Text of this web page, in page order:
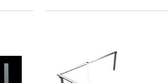
チックグローブ
本気プライス
ニチバン セロテ